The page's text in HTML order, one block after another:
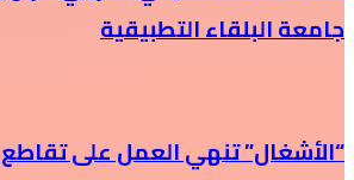
جامعة البلقاء التطبيقية
“الأشغال” تنهي العمل على